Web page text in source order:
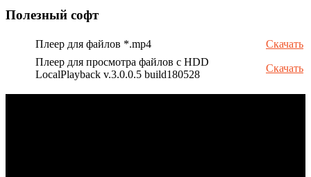
Полезный софт
Плеер для файлов *.mp4
Скачать
Плеер для просмотра файлов с HDD
LocalPlayback v.3.0.0.5 build180528
Скачать